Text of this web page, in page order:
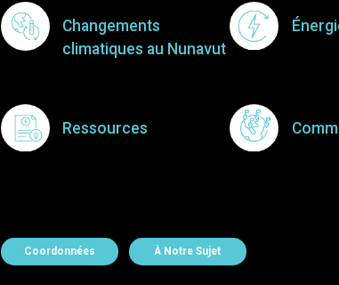
Footer Menu
Changements
climatiques au Nunavut
Ressources
About Contact
Coordonnées À Notre Sujet